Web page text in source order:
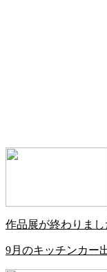
作品展が終わりまし
9月のキッチンカー